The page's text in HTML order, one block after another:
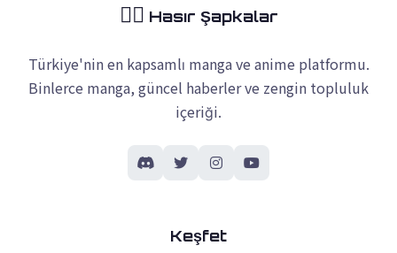
🏴‍☠️ Hasır Şapkalar
Türkiye'nin en kapsamlı manga ve anime platformu.
Binlerce manga, güncel haberler ve zengin topluluk
içeriği.
Keşfet